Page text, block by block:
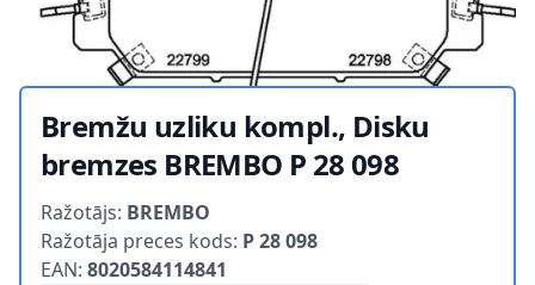
Bremžu uzliku kompl., Disku
bremzes BREMBO P 28 098
Product information
Ražotājs: BREMBO
Ražotāja preces kods: P 28 098
EAN: 8020584114841